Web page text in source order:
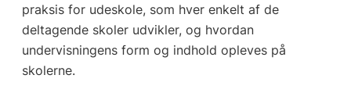
praksis for udeskole, som hver enkelt af de
deltagende skoler udvikler, og hvordan
undervisningens form og indhold opleves på
skolerne.